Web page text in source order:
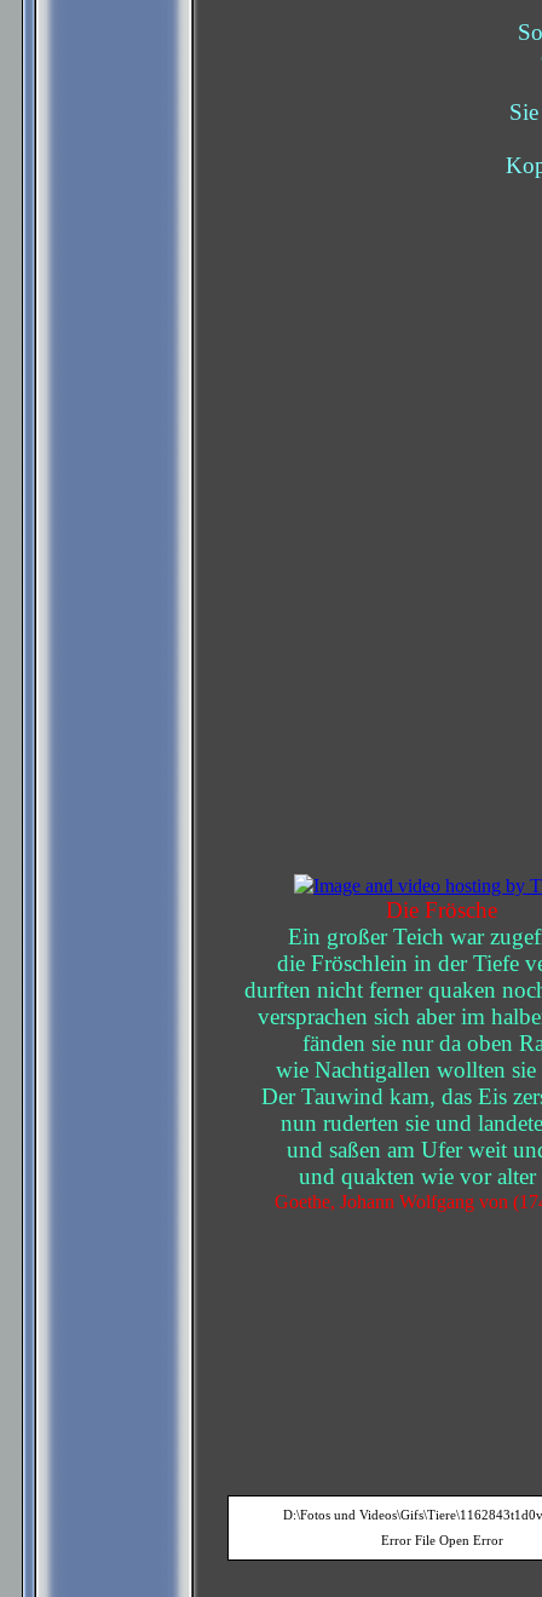
Die Frösche
Ein großer Teich war
die Fröschlein in der Tiefe
durften nicht ferner quaken
versprachen sich aber im
fänden sie nur da oben
wie Nachtigallen wollten sie
Der Tauwind kam, das Eis
nun ruderten sie und
und saßen am Ufer weit
und quakten wie vor
Goethe, Johann Wolfgang von
D:\Fotos und
Error File Open Error